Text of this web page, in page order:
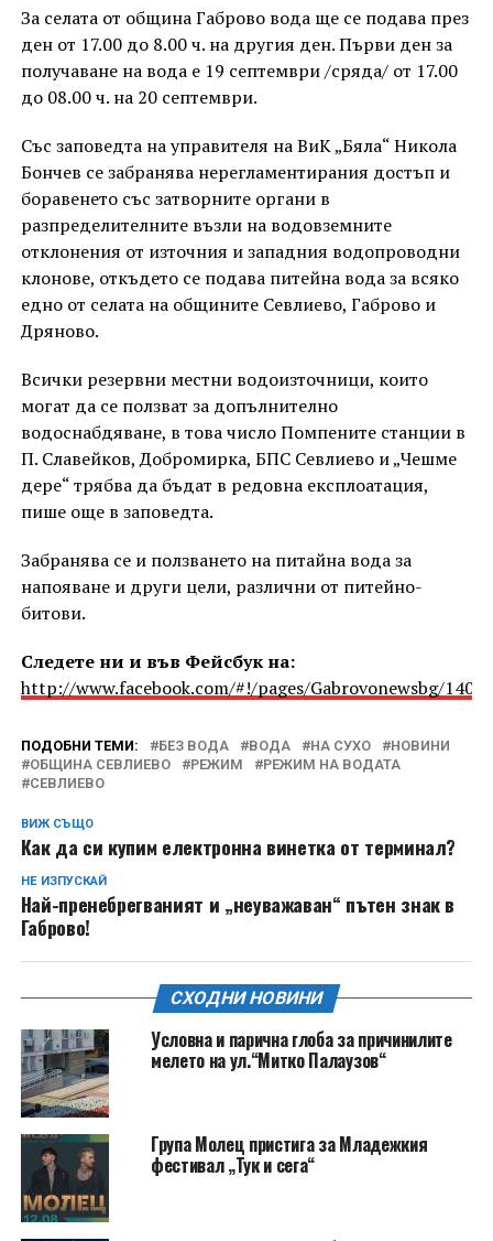
За селата от община Габрово вода ще се подава през
ден от 17.00 до 8.00 ч. на другия ден. Първи ден за
получаване на вода е 19 септември /сряда/ от 17.00
до 08.00 ч. на 20 септември.
Със заповедта на управителя на ВиК „Бяла“ Никола
Бончев се забранява нерегламентирания достъп и
боравенето със затворните органи в
разпределителните възли на водовземните
отклонения от източния и западния водопроводни
клонове, откъдето се подава питейна вода за всяко
едно от селата на общините Севлиево, Габрово и
Дряново.
Всички резервни местни водоизточници, които
могат да се ползват за допълнително
водоснабдяване, в това число Помпените станции в
П. Славейков, Добромирка, БПС Севлиево и „Чешме
дере“ трябва да бъдат в редовна експлоатация,
пише още в заповедта.
Забранява се и ползването на питайна вода за
напояване и други цели, различни от питейно-
битови.
Следете ни и във Фейсбук на:
http://www.facebook.com/#!/pages/Gabrovonewsbg/
ПОДОБНИ ТЕМИ: БЕЗ ВОДА ВОДА НА СУХО
НОВИНИ
ОБЩИНА СЕВЛИЕВО
РЕЖИМ
РЕЖИМ НА ВОДАТА
СЕВЛИЕВО
ВИЖ СЪЩО
Как да си купим електронна винетка от терминал?
НЕ ИЗПУСКАЙ
Най-пренебрегваният и „неуважаван“ пътен знак в
Габрово!
СХОДНИ НОВИНИ
Условна и парична глоба за причинилите
мелето на ул.“Митко Палаузов“
Група Молец пристига за Младежкия
фестивал „Тук и сега“